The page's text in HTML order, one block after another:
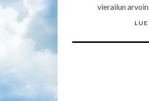
vierailun